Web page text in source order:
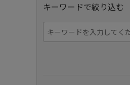
キーワードで絞り込む